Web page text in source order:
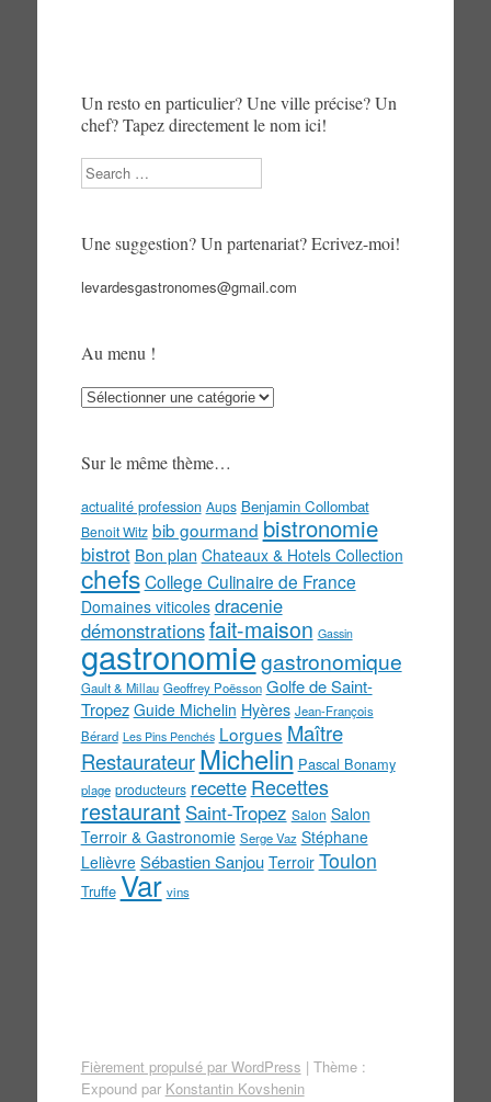
Un resto en particulier? Une ville précise? Un
chef? Tapez directement le nom ici!
Search
Une suggestion? Un partenariat? Ecrivez-moi!
levardesgastronomes@gmail.com
Au menu !
Au
Sur le même thème…
actualité profession Aups Benjamin Collombat
Benoit Witz bib gourmand bistronomie
bistrot Bon plan Chateaux & Hotels Collection
chefs College Culinaire de France
Domaines viticoles dracenie
démonstrationsfait-maison Gassin
gastronomiegastronomique
Gault & Millau Geoffrey Poësson Golfe de Saint-
Tropez Guide Michelin Hyères Jean-François
Bérard Les Pins Penchés Lorgues Maître
Restaurateur Michelin Pascal Bonamy
plage producteurs recette Recettes
restaurant Saint-Tropez Salon Salon
Terroir & Gastronomie Serge Vaz Stéphane
Lelièvre Sébastien Sanjou Terroir Toulon
Truffe Var vins
Fièrement propulsé par WordPress | Thème :
Expound par Konstantin Kovshenin